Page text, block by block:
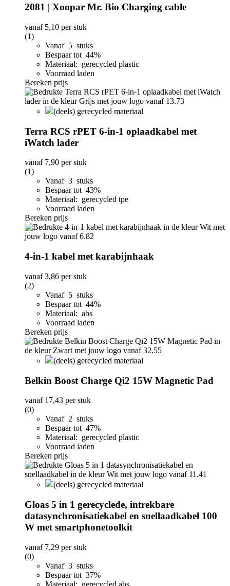
2081 | Xoopar Mr. Bio Charging cable
vanaf 5,10 per stuk
(1)
Vanaf 5 stuks
Bespaar tot 44%
Materiaal: gerecycled plastic
Voorraad laden
Bereken prijs
(deels) gerecycled materiaal
Terra RCS rPET 6-in-1 oplaadkabel met
iWatch lader
vanaf 7,90 per stuk
(1)
Vanaf 3 stuks
Bespaar tot 43%
Materiaal: gerecycled tpe
Voorraad laden
Bereken prijs
4-in-1 kabel met karabijnhaak
vanaf3,86 per stuk
(2)
Vanaf 5 stuks
Bespaar tot 44%
Materiaal: abs
Voorraad laden
Bereken prijs
(deels) gerecycled materiaal
Belkin Boost Charge Qi2 15W Magnetic Pad
vanaf 17,43 per stuk
(0)
Vanaf 2 stuks
Bespaar tot 47%
Materiaal: gerecycled plastic
Voorraad laden
Bereken prijs
(deels) gerecycled materiaal
Gloas 5 in 1 gerecyclede, intrekbare
datasynchronisatiekabel en snellaadkabel 100
W met smartphonetoolkit
vanaf 7,29 per stuk
(0)
Vanaf 3 stuks
Bespaar tot 37%
Materiaal: gerecycled abs